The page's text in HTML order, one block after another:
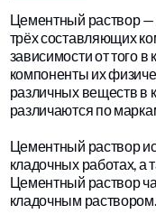
Цементный раствор —
трёх составляющих
зависимости от того в
компоненты их
различных веществ в
различаются по
Цементный раствор
кладочных работах, а
Цементный раствор
кладочным раствором.